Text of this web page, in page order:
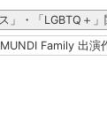
」・「LGBTQ＋
Family 出演